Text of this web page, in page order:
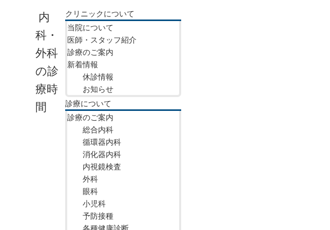
クリニックについて
当院について
医師・スタッフ紹介
診療のご案内
新着情報
休診情報
お知らせ
診療について
診療のご案内
総合内科
循環器内科
消化器内科
内視鏡検査
外科
眼科
小児科
予防接種
内
科・
外科
の診
療時
間